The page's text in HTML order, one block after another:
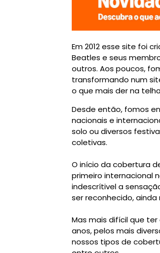
Em 2012 esse site foi
Beatles e seus
outros. Aos poucos,
transformando num
o que mais der na
Desde então, fomos
nacionais e
solo ou diversos
coletivas.
O início da cobertura
primeiro internacional
indescrítivel a
ser reconhecido,
Mas mais difícil que
anos, pelos mais
nossos tipos de